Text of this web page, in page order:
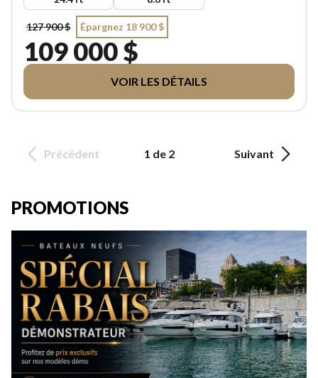
127 900 $ Épargnez 18 900 $
109 000 $
VOIR LES DÉTAILS
Précédent 1 de 2 Suivant
PROMOTIONS